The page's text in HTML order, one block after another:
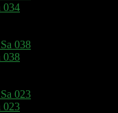
034
038
023